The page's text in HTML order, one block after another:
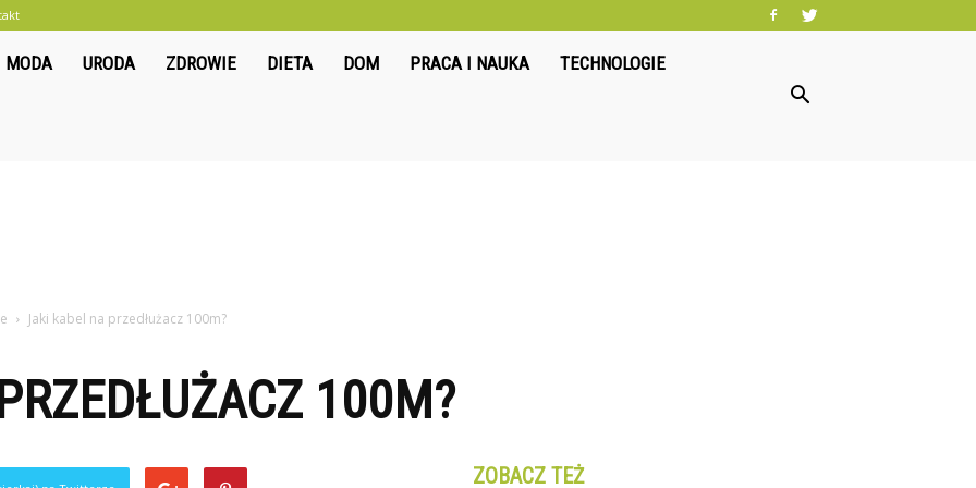
Oliwkowo.pl
MODA URODA ZDROWIE DIETA DOM PRACA I NAUKA TECHNOLOGIE
Jaki kabel na przedłużacz 100m?
100M?
ZOBACZ TEŻ